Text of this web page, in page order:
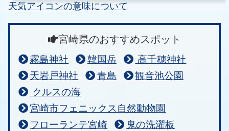
天気アイコンの意味について
宮崎県のおすすめスポット
霧島神社 韓国岳
高千穂神社
天岩戸神社
青島
観音池公園
クルスの海
宮崎市フェニックス自然動物園
フローランテ宮崎
鬼の洗濯板